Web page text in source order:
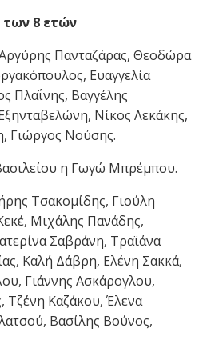
8 ετών
Πανταζάρας, Θεοδώρα
Ευαγγελία
Πλαΐνης, Βαγγέλης
Νίκος Λεκάκης,
Γιώργος Νούσης.
η Γωγώ Μπρέμπου.
Τσακομίδης, Γιούλη
Μιχάλης Πανάδης,
Σαβράνη, Τραϊάνα
Καλή Δάβρη, Ελένη Σακκά,
Γιάννης Ασκάρογλου,
Τζένη Καζάκου, Έλενα
Βασίλης Βούνος,